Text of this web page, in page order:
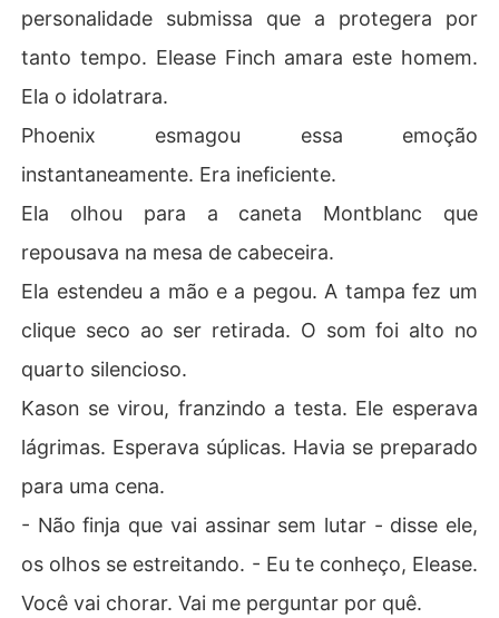
personalidade submissa que a protegera por
tanto tempo. Elease Finch amara este homem.
Ela o idolatrara.
Phoenix esmagou essa emoção
instantaneamente. Era ineficiente.
Ela olhou para a caneta Montblanc que
repousava na mesa de cabeceira.
Ela estendeu a mão e a pegou. A tampa fez um
clique seco ao ser retirada. O som foi alto no
quarto silencioso.
Kason se virou, franzindo a testa. Ele esperava
lágrimas. Esperava súplicas. Havia se preparado
para uma cena.
- Não finja que vai assinar sem lutar - disse ele,
os olhos se estreitando. - Eu te conheço, Elease.
Você vai chorar. Vai me perguntar por quê.